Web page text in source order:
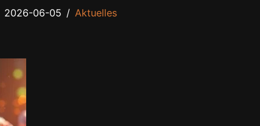
2026-06-05 Aktuelles